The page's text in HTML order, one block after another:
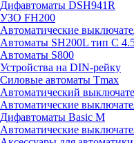
Дифавтоматы DSH941R
УЗО FH200
Автоматические
Автоматы SH200L тип С
Автоматы S800
Устройства на DIN-рейку
Силовые автоматы Tmax
Автоматический
Автоматические
Дифавтоматы Basic M
Автоматические